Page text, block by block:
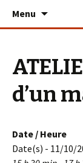
Le
Menu
d’un
Date / Heure
Date(s) - 11/10/